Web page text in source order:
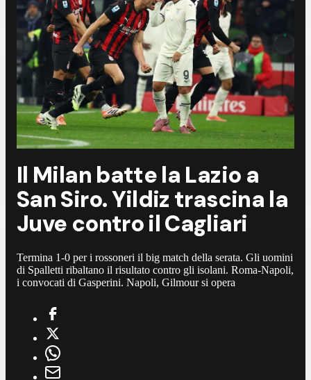
Il Milan batte la Lazio a
San Siro. Yildiz trascina la
Juve contro il Cagliari
Termina 1-0 per i rossoneri il big match della serata. Gli uomini
di Spalletti ribaltano il risultato contro gli isolani. Roma-Napoli,
i convocati di Gasperini. Napoli, Gilmour si opera